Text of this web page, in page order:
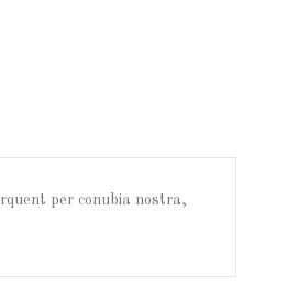
per conubia nostra,